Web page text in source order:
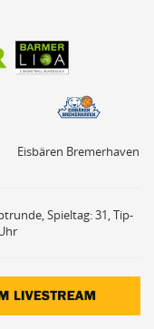
Eisbären Bremerhaven
Eisbären Bremerhaven
Spieltag: 31, Tip-